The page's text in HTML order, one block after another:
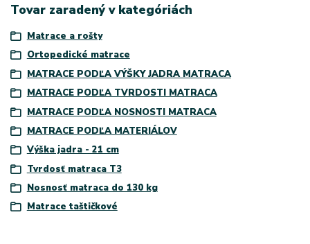
Tovar zaradený v kategóriách
Matrace a rošty
Ortopedické matrace
MATRACE PODĽA VÝŠKY JADRA MATRACA
MATRACE PODĽA TVRDOSTI MATRACA
MATRACE PODĽA NOSNOSTI MATRACA
MATRACE PODĽA MATERIÁLOV
Výška jadra - 21 cm
Tvrdosť matraca T3
Nosnosť matraca do 130 kg
Matrace taštičkové